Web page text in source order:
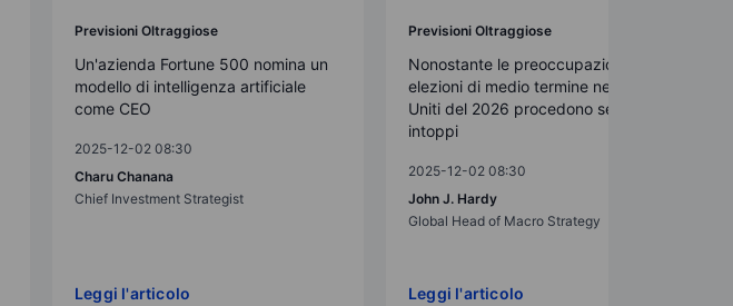
Previsioni Oltraggiose
Un'azienda Fortune 500 nomina un
modello di intelligenza artificiale
come CEO
2025-12-02 08:30
Charu Chanana
Chief Investment Strategist
Leggi l'articolo
Previsioni Oltraggiose
Nonostante le preoccupazioni, le
elezioni di medio termine negli Stati
Uniti del 2026 procedono senza
intoppi
2025-12-02 08:30
John J. Hardy
Global Head of Macro Strategy
Leggi l'articolo